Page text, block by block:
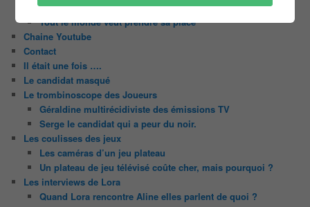
N’oubliez Pas Les Paroles
Tout le monde veut prendre sa place
Chaine Youtube
Contact
Il était une fois ….
Le candidat masqué
Le trombinoscope des Joueurs
Géraldine multirécidiviste des émissions TV
Serge le candidat qui a peur du noir.
Les coulisses des jeux
Les caméras d’un jeu plateau
Un plateau de jeu télévisé coûte cher, mais pourquoi ?
Les interviews de Lora
Quand Lora rencontre Aline elles parlent de quoi ?